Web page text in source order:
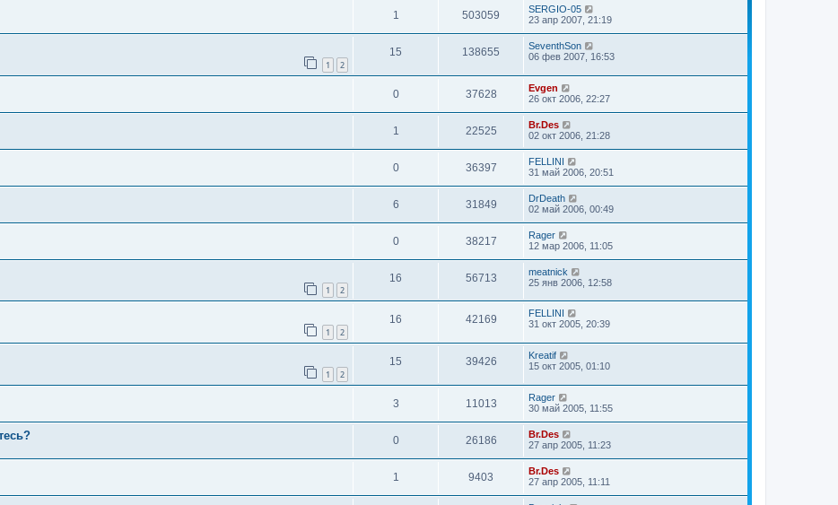
1 503059
SERGIO-05
23 апр 2007, 21:19
1 2
15 138655
SeventhSon
06 фев 2007, 16:53
0 37628
Evgen
26 окт 2006, 22:27
1 22525
Br.Des
02 окт 2006, 21:28
0 36397
FELLINI
31 май 2006, 20:51
6 31849
DrDeath
02 май 2006, 00:49
0 38217
Rager
12 мар 2006, 11:05
1 2
16 56713
meatnick
25 янв 2006, 12:58
1 2
16 42169
FELLINI
31 окт 2005, 20:39
1 2
15 39426
Kreatif
15 окт 2005, 01:10
3 11013
Rager
30 май 2005, 11:55
0 26186
Br.Des
27 апр 2005, 11:23
1 9403
Br.Des
27 апр 2005, 11:11